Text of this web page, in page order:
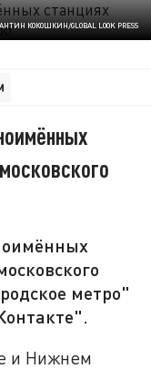
КОКОШКИН/GLOBAL LOOK PRESS
метро"
и Нижнем